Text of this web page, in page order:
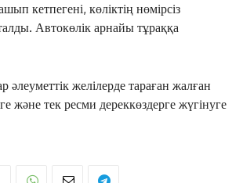
кетпегені, көліктің нөмірсіз
Автокөлік арнайы тұраққа
әлеуметтік желілерде тараған жалған
және тек ресми дереккөздерге жүгінуге